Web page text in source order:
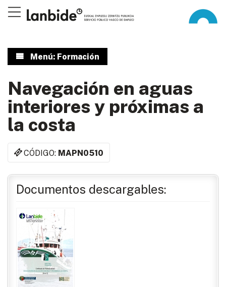
Menú: Formación
Navegación en aguas
interiores y próximas a
la costa
CÓDIGO: MAPN0510
Documentos descargables: